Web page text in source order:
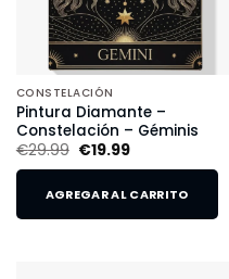
CONSTELACIÓN
Pintura Diamante –
Constelación – Géminis
€29.99 €19.99
AGREGAR AL CARRITO